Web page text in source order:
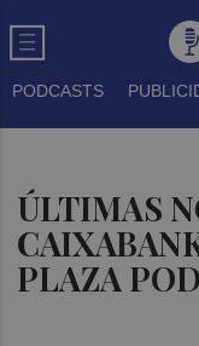
PODCASTS
ÚLTIMAS
PLAZA